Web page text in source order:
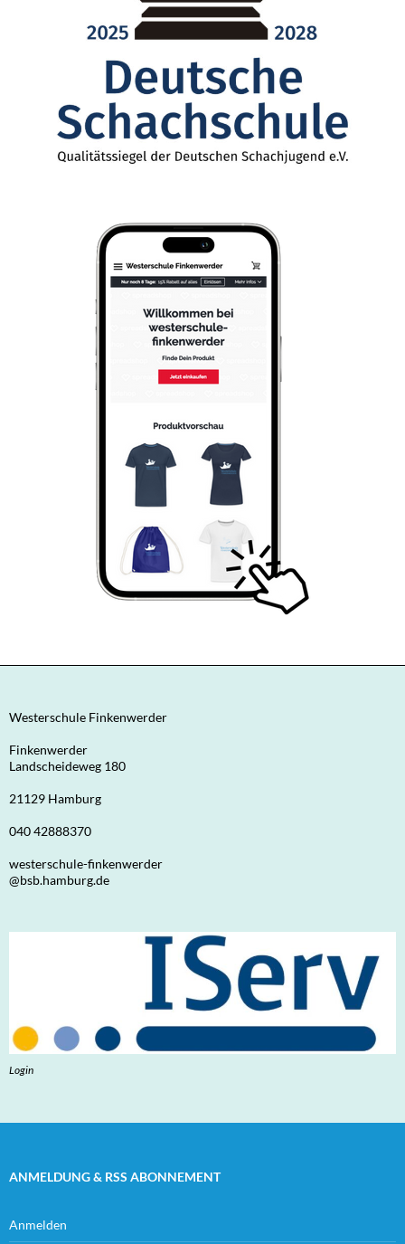
Westerschule Finkenwerder
Finkenwerder
Landscheideweg 180
21129 Hamburg
040 42888370
westerschule-finkenwerder
@bsb.hamburg.de
Login
ANMELDUNG & RSS ABONNEMENT
Anmelden